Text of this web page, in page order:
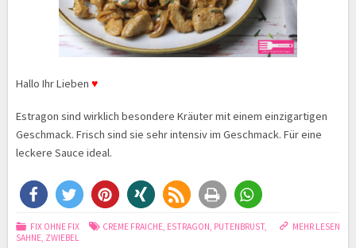
Hallo Ihr Lieben ♥
Estragon sind wirklich besondere Kräuter mit einem einzigartigen
Geschmack. Frisch sind sie sehr intensiv im Geschmack. Für eine
leckere Sauce ideal.
MEHR LESEN
FIX OHNE FIX CREME FRAICHE, ESTRAGON, PUTENBRUST,
SAHNE, ZWIEBEL